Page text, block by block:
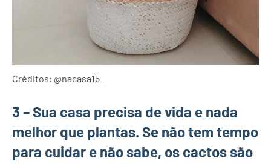
Créditos: @nacasa15_
3 – Sua casa precisa de vida e nada
melhor que plantas. Se não tem tempo
para cuidar e não sabe, os cactos são